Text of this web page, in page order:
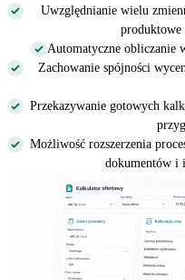
Uwzględnianie wielu
produktowe
Automatyczne obliczanie
Zachowanie spójności
Przekazywanie gotowych
Możliwość rozszerzenia
dokumentów i